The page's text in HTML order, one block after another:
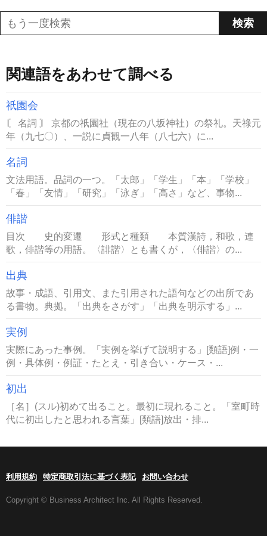
関連語をあわせて調べる
祇園会
〘 名詞 〙 京都の祇園社（現在の八坂神社）の祭礼。天祿元
年（九七〇）、一説に貞観一八年（八七六）に...
名詞
文法用語。品詞の一つ。「太郎」「学生」「本」「学校」
「春」「友情」「研究」「泳ぎ」「高さ」など、事物...
俳諧
目次 史的変遷 形式と種類 本質漢詩，和歌，連
歌，俳諧等の用語。〈誹諧〉とも書くが，〈俳諧〉の...
出典
故事・成語、引用文、また引用された語句などの出所であ
る書物。典拠。「出典をさがす」「出典を明示する」...
実例
実際にあった事例。「実例を挙げて説明する」[類語]例・一
例・具体例・例証・たとえ・引き合い・ケース・...
初出
［名］(スル)初めて出ること。最初に現れること。「室町時
代に初出したと思われる言葉」[類語]放出・排...
利用規約 特定商取引法に基づく表記 お問い合わせ
Copyright © Business Architect Inc. All Rights Reserved.